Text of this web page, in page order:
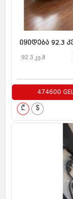
იყიდება 92.3
92.3 კვ.მ
474600 GEL
₾ $